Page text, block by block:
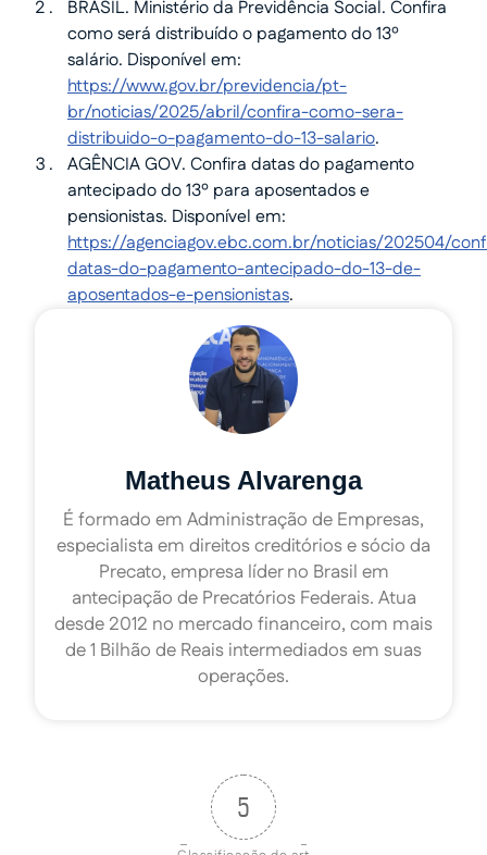
BRASIL. Ministério da Previdência Social. Confira
como será distribuído o pagamento do 13º
salário. Disponível em:
https://www.gov.br/previdencia/pt-
br/noticias/2025/abril/confira-como-sera-
distribuido-o-pagamento-do-13-salario.
AGÊNCIA GOV. Confira datas do pagamento
antecipado do 13º para aposentados e
pensionistas. Disponível em:
https://agenciagov.ebc.com.br/noticias/202504/
datas-do-pagamento-antecipado-do-13-de-
aposentados-e-pensionistas.
Matheus Alvarenga
É formado em Administração de Empresas,
especialista em direitos creditórios e sócio da
Precato, empresa líder no Brasil em
antecipação de Precatórios Federais. Atua
desde 2012 no mercado financeiro, com mais
de 1 Bilhão de Reais intermediados em suas
operações.
5